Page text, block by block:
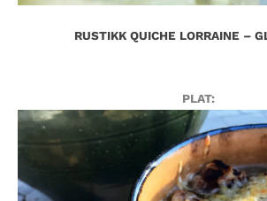
RUSTIKK QUICHE LORRAINE –
PLAT: